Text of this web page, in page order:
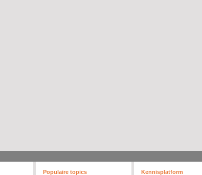
Populaire topics Kennisplatform